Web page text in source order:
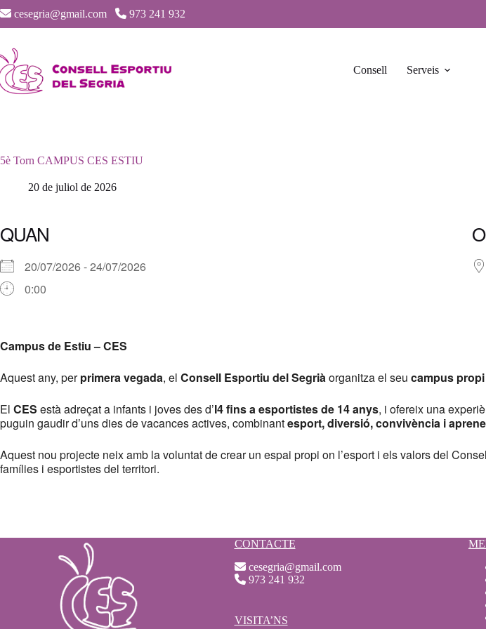
al
contenido
cesegria@gmail.com 973 241 932
Consell Serveis
5è Torn CAMPUS CES ESTIU
20 de juliol de 2026
QUAN
20/07/2026 - 24/07/2026
0:00
Campus de Estiu – CES
Aquest any, perprimera vegada, el Consell Esportiu del Segriàorganitza el seu campus propi
El CES està adreçat a infants i joves des d’I4 fins a esportistes de 14 anys, i ofereix una
puguin gaudir d’uns dies de vacances actives, combinantesport, diversió, convivència i
Aquest nou projecte neix amb la voluntat de crear un espai propi on l’esport i els valors del
famílies i esportistes del territori.
CONTACTE
cesegria@gmail.com
973 241 932
VISITA’NS